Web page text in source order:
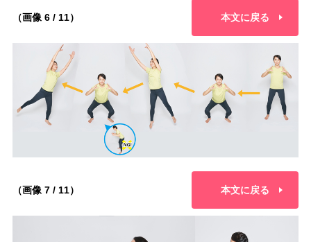
（画像 6 / 11） 本文に戻る
（画像 7 / 11） 本文に戻る